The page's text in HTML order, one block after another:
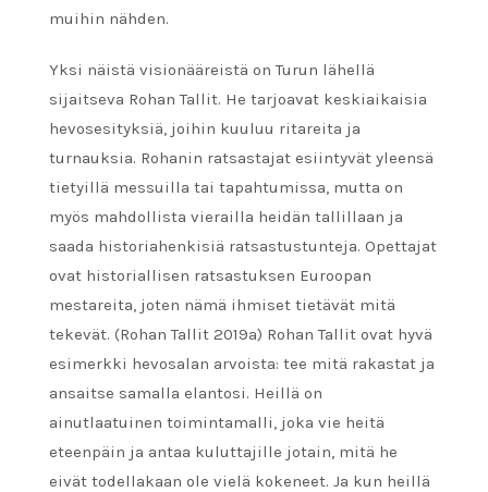
muihin nähden.
Yksi näistä visionääreistä on Turun lähellä
sijaitseva Rohan Tallit. He tarjoavat keskiaikaisia ​​
hevosesityksiä, joihin kuuluu ritareita ja
turnauksia. Rohanin ratsastajat esiintyvät yleensä
tietyillä messuilla tai tapahtumissa, mutta on
myös mahdollista vierailla heidän tallillaan ja
saada historiahenkisiä ratsastustunteja. Opettajat
ovat historiallisen ratsastuksen Euroopan
mestareita, joten nämä ihmiset tietävät mitä
tekevät. (Rohan Tallit 2019a) Rohan Tallit ovat hyvä
esimerkki hevosalan arvoista: tee mitä rakastat ja
ansaitse samalla elantosi. Heillä on
ainutlaatuinen toimintamalli, joka vie heitä
eteenpäin ja antaa kuluttajille jotain, mitä he
eivät todellakaan ole vielä kokeneet. Ja kun heillä